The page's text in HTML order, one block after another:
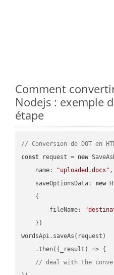
Comment
Nodejs : exemple
étape
// Conversion de DOT en
const request = new
name: "uploaded.docx" ,
saveOptionsData: new
    {
fileName:
    })
wordsApi.saveAs(request)
    .then(
( _result ) => {
// deal with the